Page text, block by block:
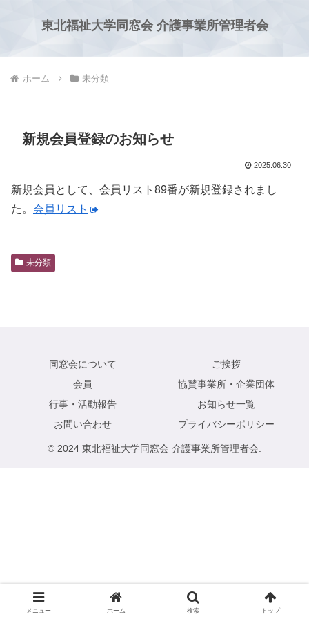
東北福祉大学同窓会 介護事業所管理者会
ホーム 未分類
新規会員登録のお知らせ
2025.06.30
新規会員として、会員リスト89番が新規登録されまし
た。 会員リスト
未分類
同窓会について
ご挨拶
会員
協賛事業所・企業団体
行事・活動報告
お知らせ一覧
お問い合わせ
プライバシーポリシー
© 2024 東北福祉大学同窓会 介護事業所管理者会.
メニュー ホーム 検索 トップ